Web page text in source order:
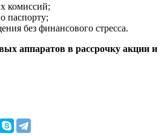
комиссий;
паспорту;
без финансового стресса.
аппаратов в рассрочку акции и